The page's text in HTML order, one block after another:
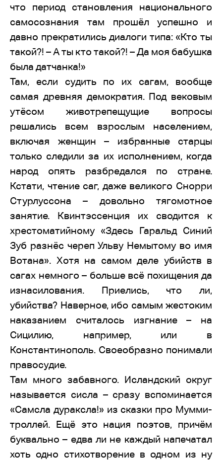
что период становления национального
самосознания там прошёл успешно и
давно прекратились диалоги типа: «Кто ты
такой?! – А ты кто такой?! – Да моя бабушка
была датчанка!»
Там, если судить по их сагам, вообще
самая древняя демократия. Под вековым
утёсом животрепещущие вопросы
решались всем взрослым населением,
включая женщин – избранные старцы
только следили за их исполнением, когда
народ опять разбредался по стране.
Кстати, чтение саг, даже великого Снорри
Стурлуссона – довольно тягомотное
занятие. Квинтэссенция их сводится к
хрестоматийному «Здесь Гаральд Синий
Зуб разнёс череп Ульву Немытому во имя
Вотана». Хотя на самом деле убийств в
сагах немного – больше всё похищения да
изнасилования. Приелись, что ли,
убийства? Наверное, ибо самым жестоким
наказанием считалось изгнание – на
Сицилию, например, или в
Константинополь. Своеобразно понимали
правосудие.
Там много забавного. Исландский округ
называется сисла – сразу вспоминается
«Самсла дураксла!» из сказки про Мумми-
троллей. Ещё это нация поэтов, причём
буквально – едва ли не каждый напечатал
хоть одно стихотворение в одном из ну